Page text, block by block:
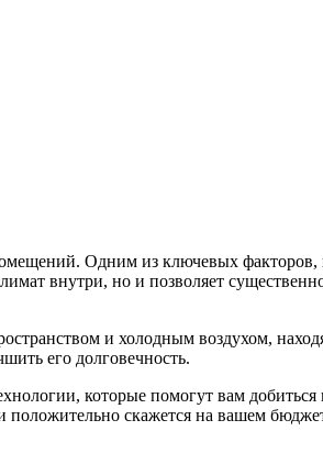
Одним из ключевых
внутри, но и позволяет
и холодным воздухом,
его долговечность.
которые помогут вам добиться
положительно скажется на вашем